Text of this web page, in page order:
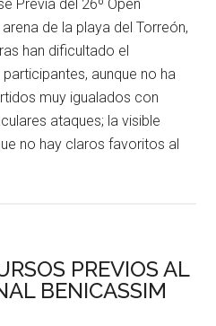
Previa del 26º Open
de la playa del Torreón,
han dificultado el
aunque no ha
muy igualados con
ataques; la visible
no hay claros favoritos al
PREVIOS AL
BENICASSIM